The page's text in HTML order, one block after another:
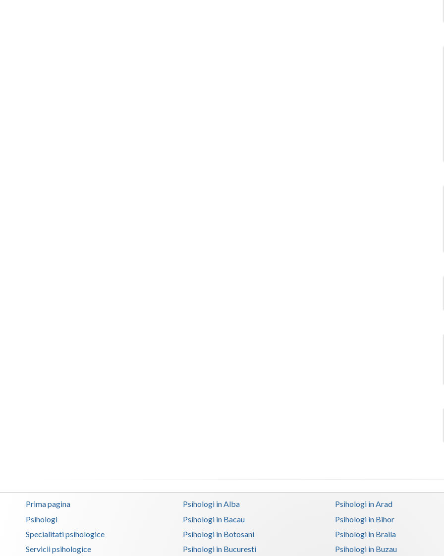
Prima pagina
Psihologi
Specialitati psihologice
Servicii psihologice
Psihologi in Alba Psihologi in Arad
Psihologi in Bacau
Psihologi in Bihor
Psihologi in Botosani
Psihologi in Braila
Psihologi in Bucuresti
Psihologi in Buzau